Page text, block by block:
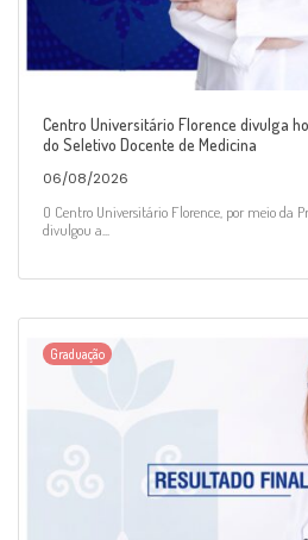
Centro Universitário Florence divulga
do Seletivo Docente de Medicina
06/08/2026
O Centro Universitário Florence, por meio da
divulgou a...
Graduação